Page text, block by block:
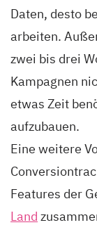
Daten, desto
arbeiten.
zwei bis drei
Kampagnen
etwas Zeit
aufzubauen.
Eine weitere
Features der
Land